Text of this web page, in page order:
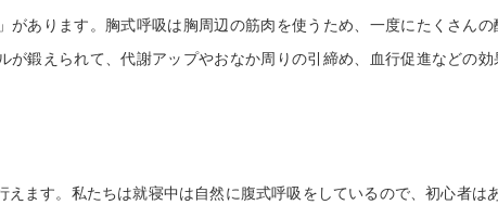
あります。胸式呼吸は胸周辺の筋肉を使うため、一度にたくさん
が鍛えられて、代謝アップやおなか周りの引締め、血行促進などの
ます。私たちは就寝中は自然に腹式呼吸をしているので、初心者は